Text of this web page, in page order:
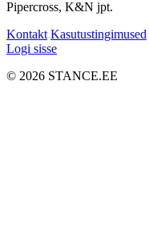
Pipercross, K&N jpt.
Kontakt Kasutustingimused
Logi sisse
© 2026 STANCE.EE